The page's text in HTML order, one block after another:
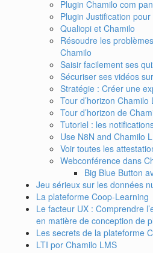
Plugin Chamilo com
Plugin Justification
Qualiopi et Chamilo
Résoudre les
Chamilo
Saisir facilement ses
Sécuriser ses vidéos
Stratégie : Créer une
Tour d’horizon Chamilo
Tour d’horizon de
Tutoriel : les
Use N8N and Chamilo
Voir toutes les
Webconférence dans
Big Blue Button
Jeu sérieux sur les données
La plateforme Coop-Learning
Le facteur UX : Comprendre
en matière de conception de
Les secrets de la plateforme
LTI por Chamilo LMS